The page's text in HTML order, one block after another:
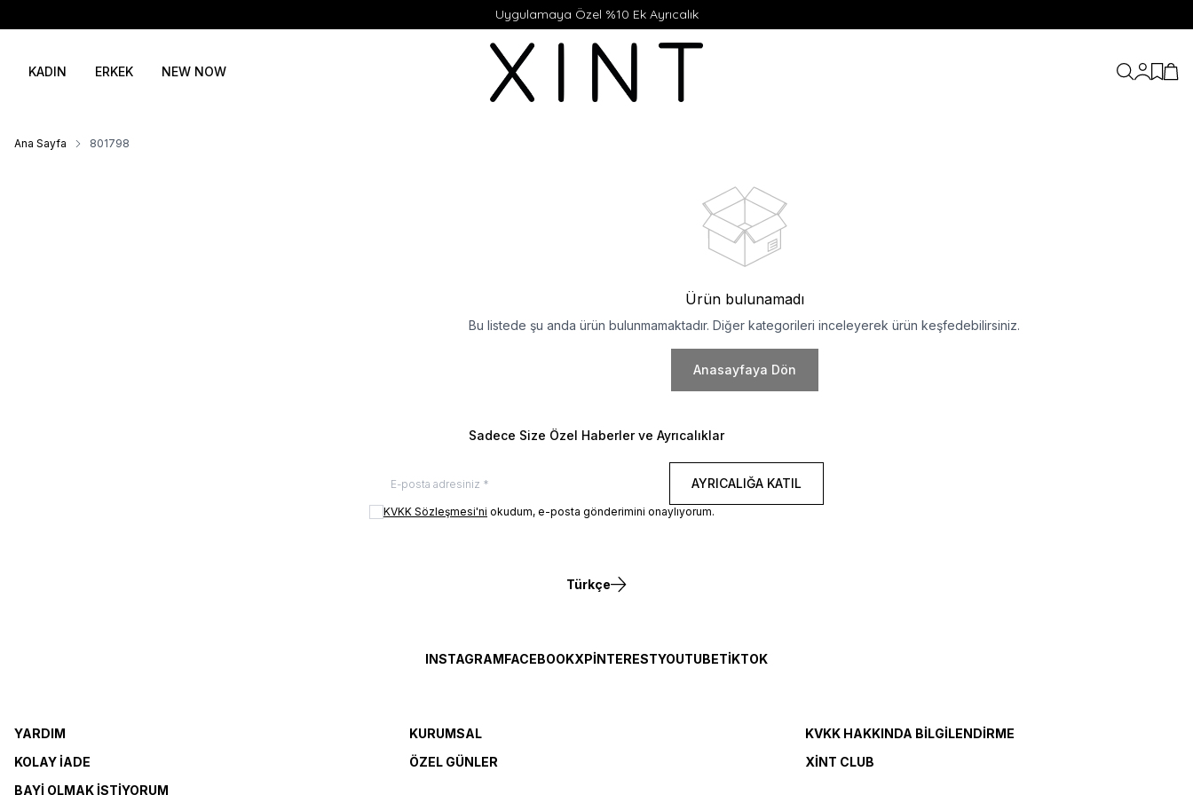
Uygulamaya Özel %10 Ek Ayrıcalık
KADIN ERKEK NEW NOW Hesabım
Ana Sayfa 801798
Ürün bulunamadı
Bu listede şu anda ürün bulunmamaktadır. Diğer kategorileri inceleyerek ürün keşfedebilirsiniz.
Anasayfaya Dön
Sadece Size Özel Haberler ve Ayrıcalıklar
AYRICALIĞA KATIL
KVKK Sözleşmesi'ni okudum, e-posta gönderimini onaylıyorum.
Türkçe
INSTAGRAM FACEBOOKXPINTERESTYOUTUBETIKTOK
YARDIM KURUMSAL
KVKK HAKKINDA BILGILENDIRME
KOLAY İADE
ÖZEL GÜNLER
XINT CLUB
BAYI OLMAK İSTIYORUM